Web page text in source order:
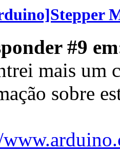
#9
mais um
sobre